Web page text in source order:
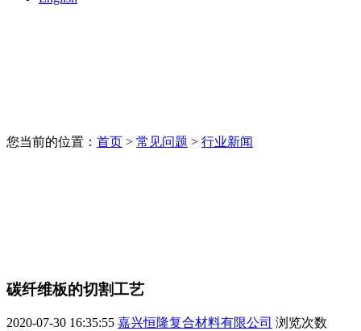
您当前的位置： 首页 > 常见问题 > 行业新闻
碳纤维板的切割工艺
2020-07-30 16:35:55 嘉兴恒隆复合材料有限公司 浏览次数